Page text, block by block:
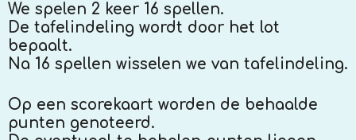
We spelen 2 keer 16 spellen.
De tafelindeling wordt door het lot
bepaalt.
Na 16 spellen wisselen we van tafelindeling.
Op een scorekaart worden de behaalde
punten genoteerd.